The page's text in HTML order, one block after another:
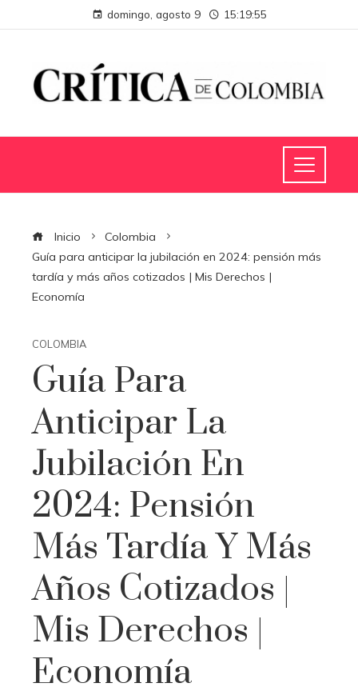
domingo, agosto 9 15:19:56
Inicio
Colombia
Guía para anticipar la jubilación en 2024: pensión más
tardía y más años cotizados | Mis Derechos |
Economía
COLOMBIA
Guía Para
Anticipar La
Jubilación En
2024: Pensión
Más Tardía Y Más
Años Cotizados |
Mis Derechos |
Economía